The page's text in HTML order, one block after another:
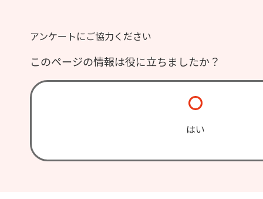
アンケートにご協力ください
このページの情報は役に立ちましたか？
はい